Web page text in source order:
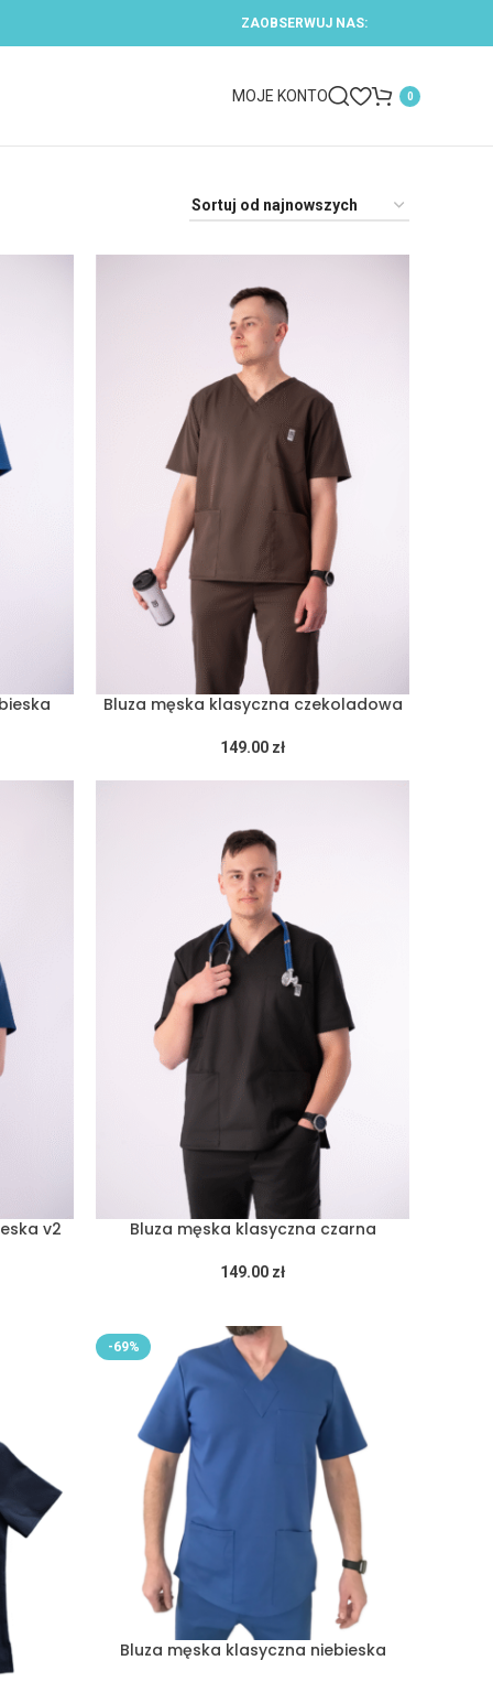
ZAOBSERWUJ NAS:
MOJE KONTO 0
Bluza męska klasyczna czekoladowa
149.00 zł
v2 Bluza męska klasyczna czarna
149.00 zł
-69%
Bluza męska klasyczna niebieska